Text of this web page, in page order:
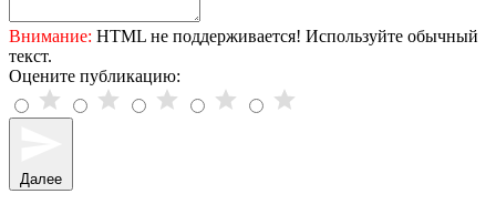
Внимание: HTML не поддерживается! Используйте обычный
текст.
Оцените публикацию:
Далее